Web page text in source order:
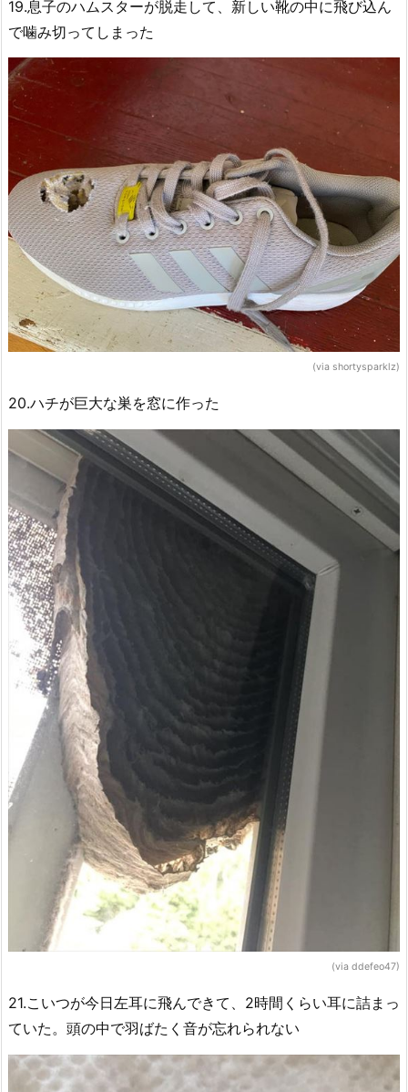
19.息子のハムスターが脱走して、新しい靴の中に飛び込ん
で噛み切ってしまった
(via shortysparklz)
20.ハチが巨大な巣を窓に作った
(via ddefeo47)
21.こいつが今日左耳に飛んできて、2時間くらい耳に詰まっ
ていた。頭の中で羽ばたく音が忘れられない